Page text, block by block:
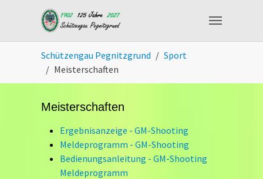
Skip to main content
Schützengau Pegnitzgrund
Sport
Meisterschaften
Meisterschaften
Ergebnisanzeige - GM-Shooting
Meldeprogramm - GM-Shooting
Bedienungsanleitung - GM-Shooting
Meldeprogramm